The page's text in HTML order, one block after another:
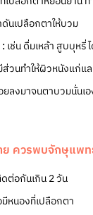
นเปลือกตาให้บวม
เช่น ดื่มเหล้า สูบบุหรี่
วนทำให้ผิวหนังแก่แ
ลงมาจนตาบวมนั่นเ
ควรพบจักษุแพ
ต่อกันเกิน 2 วัน
หนองที่เปลือกตา